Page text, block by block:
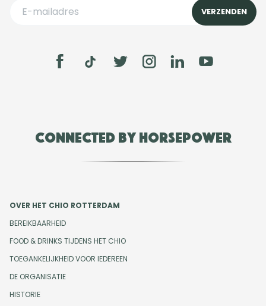
Connected by Horsepower
OVER HET CHIO ROTTERDAM
BEREIKBAARHEID
FOOD & DRINKS TIJDENS HET CHIO
TOEGANKELIJKHEID VOOR IEDEREEN
DE ORGANISATIE
HISTORIE